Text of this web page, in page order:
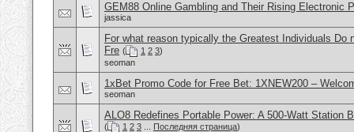
GEM88 Online Gambling and Their Rising Electronic
jassica
For what reason typically the Greatest Individuals Do
Fre ( 1 2 3)
seoman
1xBet Promo Code for Free Bet: 1XNEW200 –
seoman
ALO8 Redefines Portable Power: A 500-Watt Station
( 1 2 3 Последняя страница)